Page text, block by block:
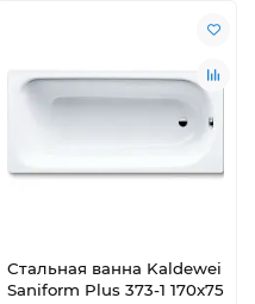
Стальная ванна Kaldewei
Saniform Plus 373-1 170x75